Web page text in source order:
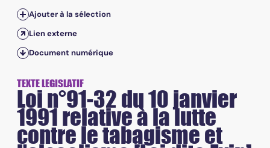
Ajouter à la sélection
Lien externe
Document numérique
TEXTE LEGISLATIF
Loi n°91-32 du 10 janvier
1991 relative à la lutte
contre le tabagisme et